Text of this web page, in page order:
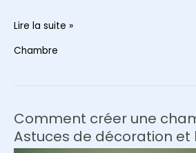
Déco
couleurs
et
astuces
Lire la suite »
Chambre
Comment créer une
Astuces de décoration